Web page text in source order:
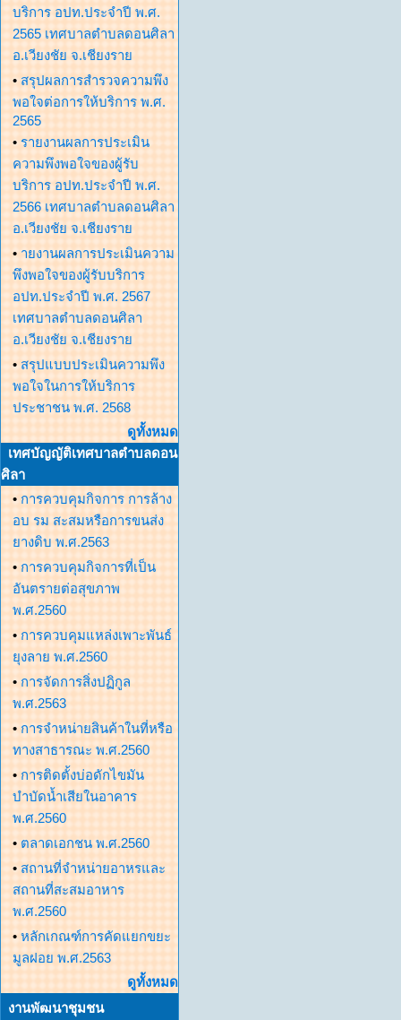
บริการ อปท.ประจำปี พ.ศ.
2565 เทศบาลตำบลดอนศิลา
อ.เวียงชัย จ.เชียงราย
• สรุปผลการสำรวจความพึง
พอใจต่อการให้บริการ พ.ศ.
2565
• รายงานผลการประเมิน
ความพึงพอใจของผู้รับ
บริการ อปท.ประจำปี พ.ศ.
2566 เทศบาลตำบลดอนศิลา
อ.เวียงชัย จ.เชียงราย
• ายงานผลการประเมินความ
พึงพอใจของผู้รับบริการ
อปท.ประจำปี พ.ศ. 2567
เทศบาลตำบลดอนศิลา
อ.เวียงชัย จ.เชียงราย
• สรุปแบบประเมินความพึง
พอใจในการให้บริการ
ประชาชน พ.ศ. 2568
ดูทั้งหมด
เทศบัญญัติเทศบาลตำบลดอน
ศิลา
• การควบคุมกิจการ การล้าง
อบ รม สะสมหรือการขนส่ง
ยางดิบ พ.ศ.2563
• การควบคุมกิจการที่เป็น
อันตรายต่อสุขภาพ
พ.ศ.2560
• การควบคุมแหล่งเพาะพันธ์
ยุงลาย พ.ศ.2560
• การจัดการสิ่งปฏิกูล
พ.ศ.2563
• การจำหน่ายสินค้าในที่หรือ
ทางสาธารณะ พ.ศ.2560
• การติดตั้งบ่อดักไขมัน
บำบัดน้ำเสียในอาคาร
พ.ศ.2560
• ตลาดเอกชน พ.ศ.2560
• สถานที่จำหน่ายอาหรและ
สถานที่สะสมอาหาร
พ.ศ.2560
• หลักเกณฑ์การคัดแยกขยะ
มูลฝอย พ.ศ.2563
ดูทั้งหมด
งานพัฒนาชุมชน